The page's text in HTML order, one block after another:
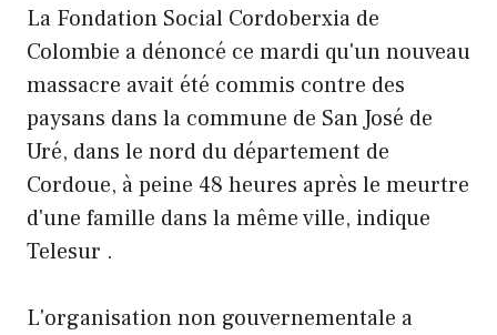
La Fondation Social Cordoberxia de
Colombie a dénoncé ce mardi qu'un nouveau
massacre avait été commis contre des
paysans dans la commune de San José de
Uré, dans le nord du département de
Cordoue, à peine 48 heures après le meurtre
d'une famille dans la même ville, indique
Telesur .
L'organisation non gouvernementale a